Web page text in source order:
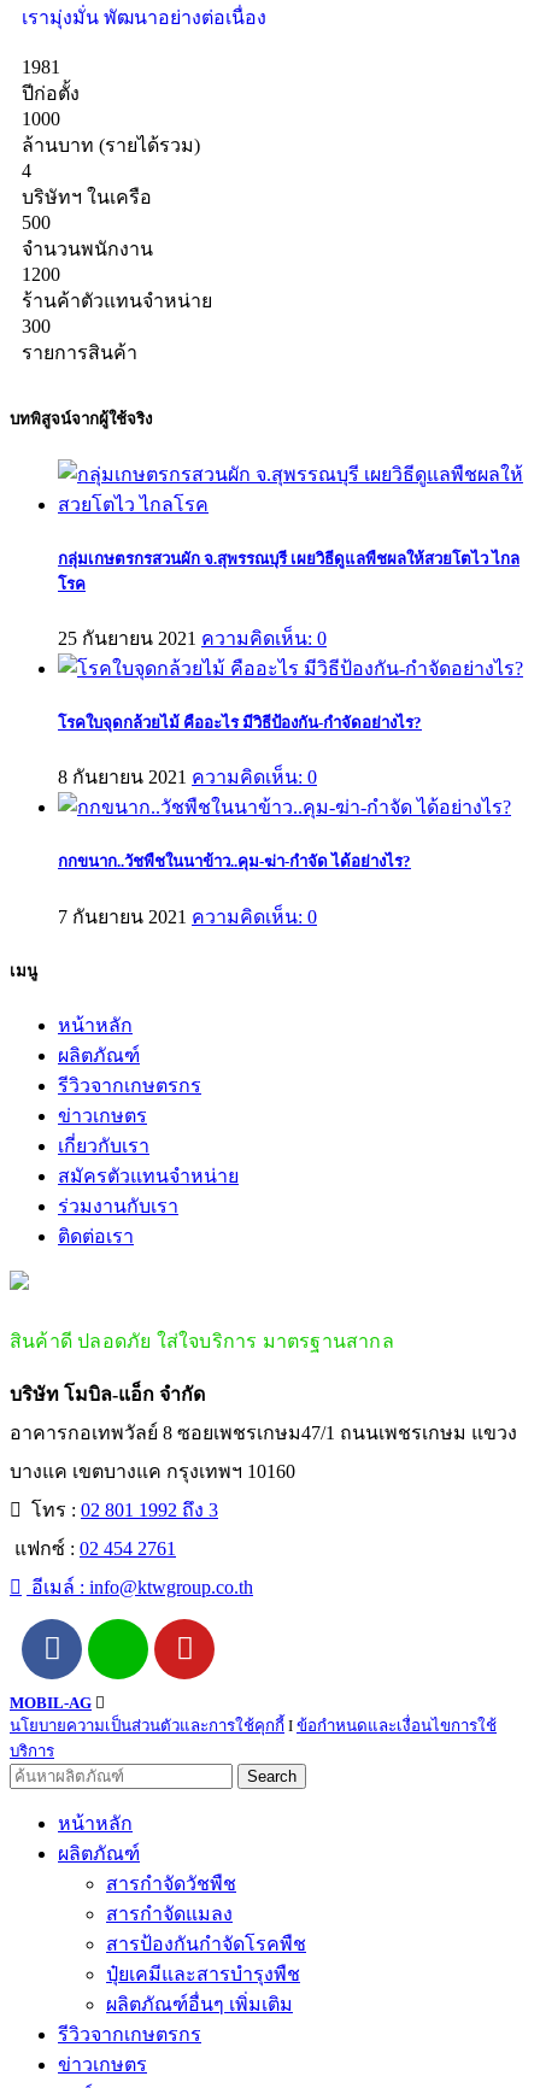
เรามุ่งมั่น พัฒนาอย่างต่อเนื่อง
1981
ปีก่อตั้ง
1000
ล้านบาท (รายได้รวม)
4
บริษัทฯ ในเครือ
500
จำนวนพนักงาน
1200
ร้านค้าตัวแทนจำหน่าย
300
รายการสินค้า
บทพิสูจน์จากผู้ใช้จริง
กลุ่มเกษตรกรสวนผัก จ.สุพรรณบุรี เผยวิธีดูแลพืชผลให้สวยโตไว ไกล
โรค
25 กันยายน 2021 ความคิดเห็น: 0
โรคใบจุดกล้วยไม้ คืออะไร มีวิธีป้องกัน-กำจัดอย่างไร?
8 กันยายน 2021 ความคิดเห็น: 0
กกขนาก..วัชพืชในนาข้าว..คุม-ฆ่า-กำจัด ได้อย่างไร?
7 กันยายน 2021 ความคิดเห็น: 0
เมนู
หน้าหลัก
ผลิตภัณฑ์
รีวิวจากเกษตรกร
ข่าวเกษตร
เกี่ยวกับเรา
สมัครตัวแทนจำหน่าย
ร่วมงานกับเรา
ติดต่อเรา
สินค้าดี ปลอดภัย ใส่ใจบริการ มาตรฐานสากล
บริษัท โมบิล-แอ็ก จำกัด
อาคารกอเทพวัลย์ 8 ซอยเพชรเกษม47/1 ถนนเพชรเกษม แขวง
บางแค เขตบางแค กรุงเทพฯ 10160
โทร : 02 801 1992 ถึง 3
แฟกซ์ : 02 454 2761
อีเมล์ : info@ktwgroup.co.th
MOBIL-AG
นโยบายความเป็นส่วนตัวและการใช้คุกกี้ I ข้อกำหนดและเงื่อนไขการใช้
บริการ
Search
หน้าหลัก
ผลิตภัณฑ์
สารกำจัดวัชพืช
สารกำจัดแมลง
สารป้องกันกำจัดโรคพืช
ปุ๋ยเคมีและสารบำรุงพืช
ผลิตภัณฑ์อื่นๆ เพิ่มเติม
รีวิวจากเกษตรกร
ข่าวเกษตร